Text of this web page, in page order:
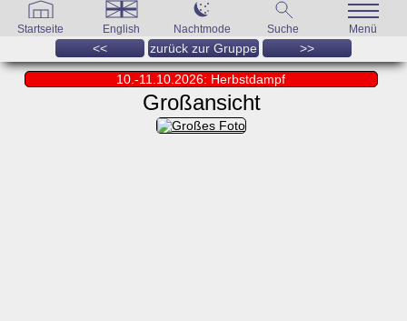
Startseite English Nachtmode Suche Menü
<< zurück zur Gruppe >>
10.-11.10.2026: Herbstdampf
Großansicht